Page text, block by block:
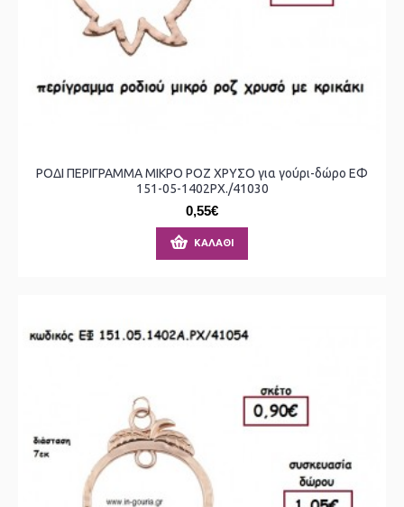
ΡΟΔΙ ΠΕΡΙΓΡΑΜΜΑ ΜΙΚΡΟ ΡΟΖ ΧΡΥΣΟ για γούρι-δώρο ΕΦ
151-05-1402ΡΧ./41030
0,55€
ΚΑΛΆΘΙ